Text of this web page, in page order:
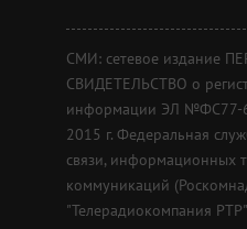
СМИ: сетевое издание
СВИДЕТЕЛЬСТВО о
информации ЭЛ №ФС77-
2015 г. Федеральная
связи, информационных
коммуникаций
"Телерадиокомпания